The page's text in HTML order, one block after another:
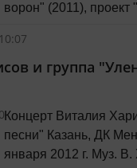
ворон" (2011), проект
и группа
Концерт Виталия
песни" Казань, ДК
января 2012 г. Муз. В. Харисова, ст. А.
0